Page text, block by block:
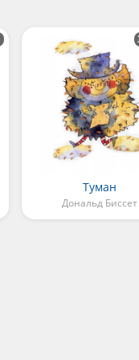
Туман
Дональд Биссет